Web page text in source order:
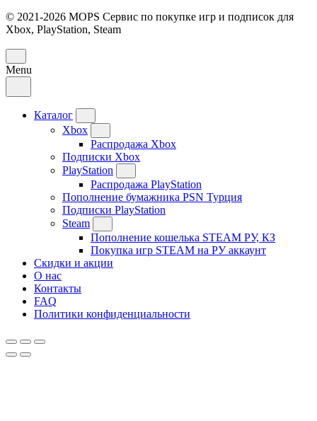
© 2021-2026 MOPS Сервис по покупке игр и подписок для
Xbox, PlayStation, Steam
Menu
Каталог
Xbox
Распродажа Xbox
Подписки Xbox
PlayStation
Распродажа PlayStation
Пополнение бумажника PSN Турция
Подписки PlayStation
Steam
Пополнение кошелька STEAM РУ, КЗ
Покупка игр STEAM на РУ аккаунт
Скидки и акции
О нас
Контакты
FAQ
Политики конфиденциальности